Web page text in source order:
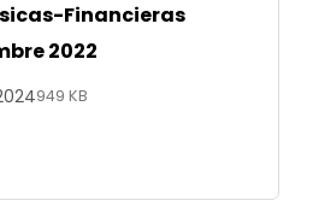
Financieras
2022
949 KB